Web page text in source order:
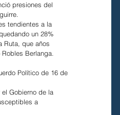
presiones del
tendientes a la
un 28%
Ruta, que años
Berlanga.
Político de 16 de
Gobierno de la
a